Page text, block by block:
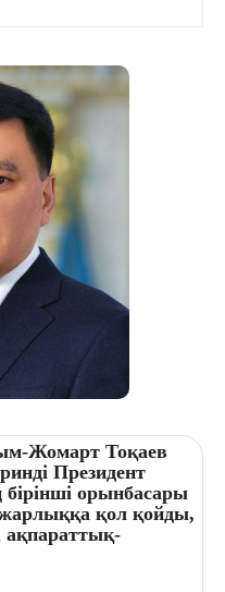
Жомарт Тоқаев
ді Президент
орынбасары
қол қойды,
ақпараттық-